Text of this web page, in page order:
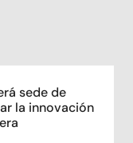
sede de
la innovación